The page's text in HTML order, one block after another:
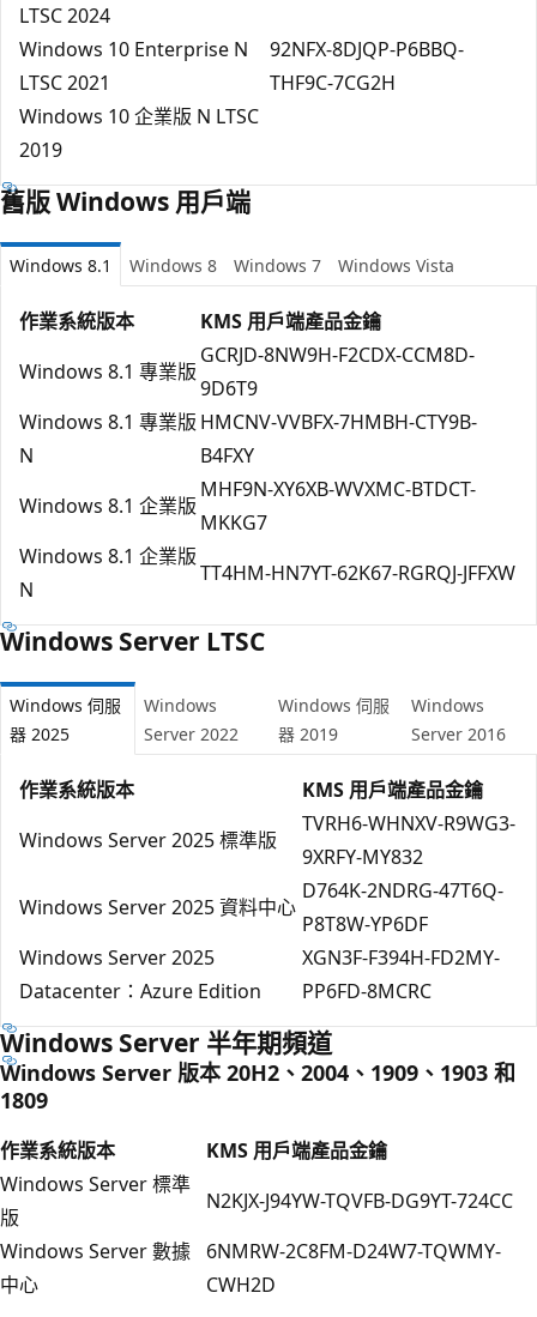
LTSC 2024
Windows 10 Enterprise N
LTSC 2021
Windows 10 企業版 N LTSC
2019
92NFX-8DJQP-P6BBQ-
THF9C-7CG2H
舊版 Windows 用戶端
Windows 8.1 Windows 8 Windows 7 Windows Vista
作業系統版本
KMS 用戶端產品金鑰
Windows 8.1 專業版
GCRJD-8NW9H-F2CDX-CCM8D-
9D6T9
Windows 8.1 專業版
N
HMCNV-VVBFX-7HMBH-CTY9B-
B4FXY
Windows 8.1 企業版
MHF9N-XY6XB-WVXMC-BTDCT-
MKKG7
Windows 8.1 企業版
N
TT4HM-HN7YT-62K67-RGRQJ-JFFXW
Windows Server LTSC
Windows 伺服
器 2025
Windows
Server 2022
Windows 伺服
器 2019
Windows
Server 2016
作業系統版本
KMS 用戶端產品金鑰
Windows Server 2025 標準版
TVRH6-WHNXV-R9WG3-
9XRFY-MY832
Windows Server 2025 資料中心
D764K-2NDRG-47T6Q-
P8T8W-YP6DF
Windows Server 2025
Datacenter：Azure Edition
XGN3F-F394H-FD2MY-
PP6FD-8MCRC
Windows Server 半年期頻道
Windows Server 版本 20H2、2004、1909、1903 和
1809
作業系統版本
KMS 用戶端產品金鑰
Windows Server 標準
版
N2KJX-J94YW-TQVFB-DG9YT-724CC
Windows Server 數據
中心
6NMRW-2C8FM-D24W7-TQWMY-
CWH2D